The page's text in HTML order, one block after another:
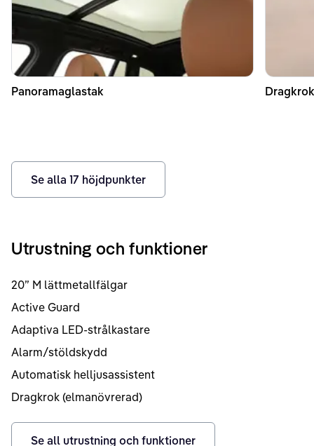
Panoramaglastak
Se alla 17 höjdpunkter
Utrustning och funktioner
20” M lättmetallfälgar
Active Guard
Adaptiva LED-strålkastare
Alarm/stöldskydd
Automatisk helljusassistent
Dragkrok (elmanövrerad)
Se all utrustning och funktioner